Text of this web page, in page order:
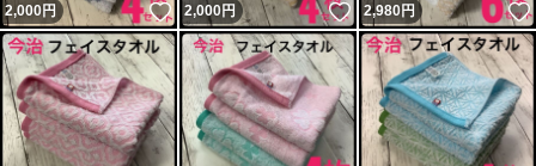
2,000円 いいね！
2,000円 いいね！
2,980円